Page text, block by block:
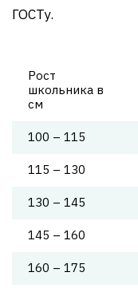
ГОСТу.
Рост
школьника в
см
100 – 115
115 – 130
130 – 145
145 – 160
160 – 175